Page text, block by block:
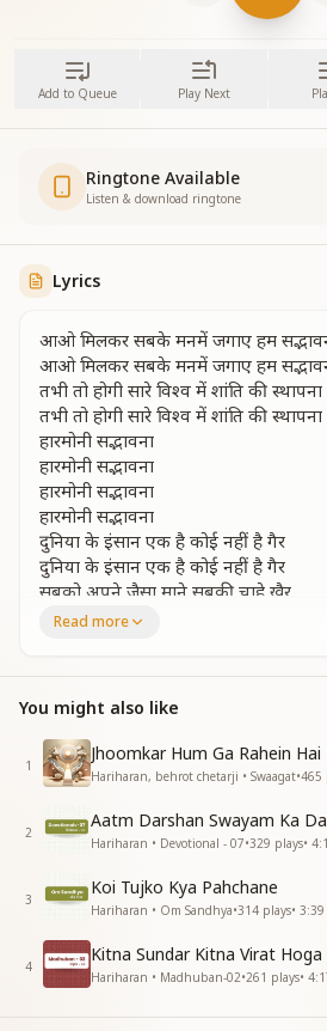
Add to Queue Play Next
Ringtone Available
Listen & download ringtone
Lyrics
आओ मिलकर सबके मनमें जगाए हम
आओ मिलकर सबके मनमें जगाए हम
तभी तो होगी सारे विश्व में शांति की स्थापना
तभी तो होगी सारे विश्व में शांति की स्थापना
हारमोनी सद्भावना
हारमोनी सद्भावना
हारमोनी सद्भावना
हारमोनी सद्भावना
दुनिया के इंसान एक है कोई नहीं है गैर
दुनिया के इंसान एक है कोई नहीं है गैर
सबको अपने जैसा माने सबकी चाहे खैर
सबको अपने जैसा माने सबकी चाहे खैर
मिट जाए दुश्मनी जगतसे
अगर ना हो दुर्भावना
तभी तो होगी सारे विश्व में शांति की स्थापना
तभी तो होगी सारे विश्व में शांति की स्थापना
हारमोनी सद्भावना
हारमोनी सद्भावना
हारमोनी सद्भावना
घर घर में खुशहाली हो संपन्न हो हर परिवार
घर घर में खुशहाली हो संपन्न हो हर परिवार
सब अपना कर्तव्य निभाये पाए निजअधिकार
Read more
You might also like
1
Jhoomkar Hum Ga Rahein Hai
Hariharan, behrot chetarji • Swaagat•465
2
Aatm Darshan Swayam Ka
Hariharan • Devotional - 07•329 plays•
3
Koi Tujko Kya Pahchane
Hariharan • Om Sandhya•314 plays• 3:39
4
Kitna Sundar Kitna Virat Hoga
Hariharan • Madhuban-02•261 plays•